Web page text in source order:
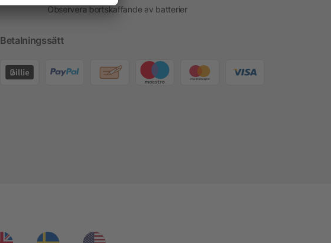
Observera bortskaffande av batterier
Betalningssätt